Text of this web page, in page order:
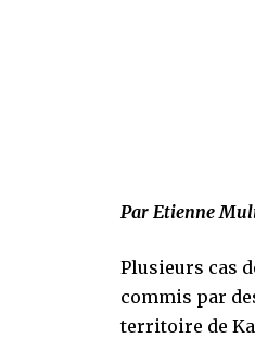
Par Etienne
Plusieurs cas
commis par
territoire de